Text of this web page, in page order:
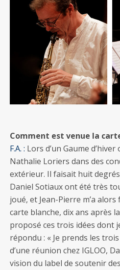
Comment est venue la
F.A. : Lors d’un Gaume
Nathalie Loriers dans des
extérieur. Il faisait huit
Daniel Sotiaux ont été très
joué, et Jean-Pierre m’a
carte blanche, dix ans après
proposé ces trois idées dont
répondu : « Je prends les
d’une réunion chez IGLOO,
vision du label de soutenir